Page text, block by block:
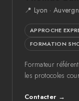
📍 Lyon ·
APPROCHE
FORMATION
Formateur
les protocoles
Contacter →